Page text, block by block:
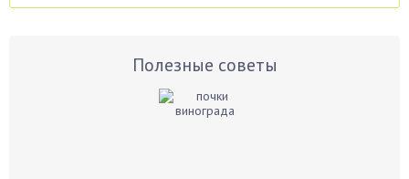
Аспарагус
Полезные советы